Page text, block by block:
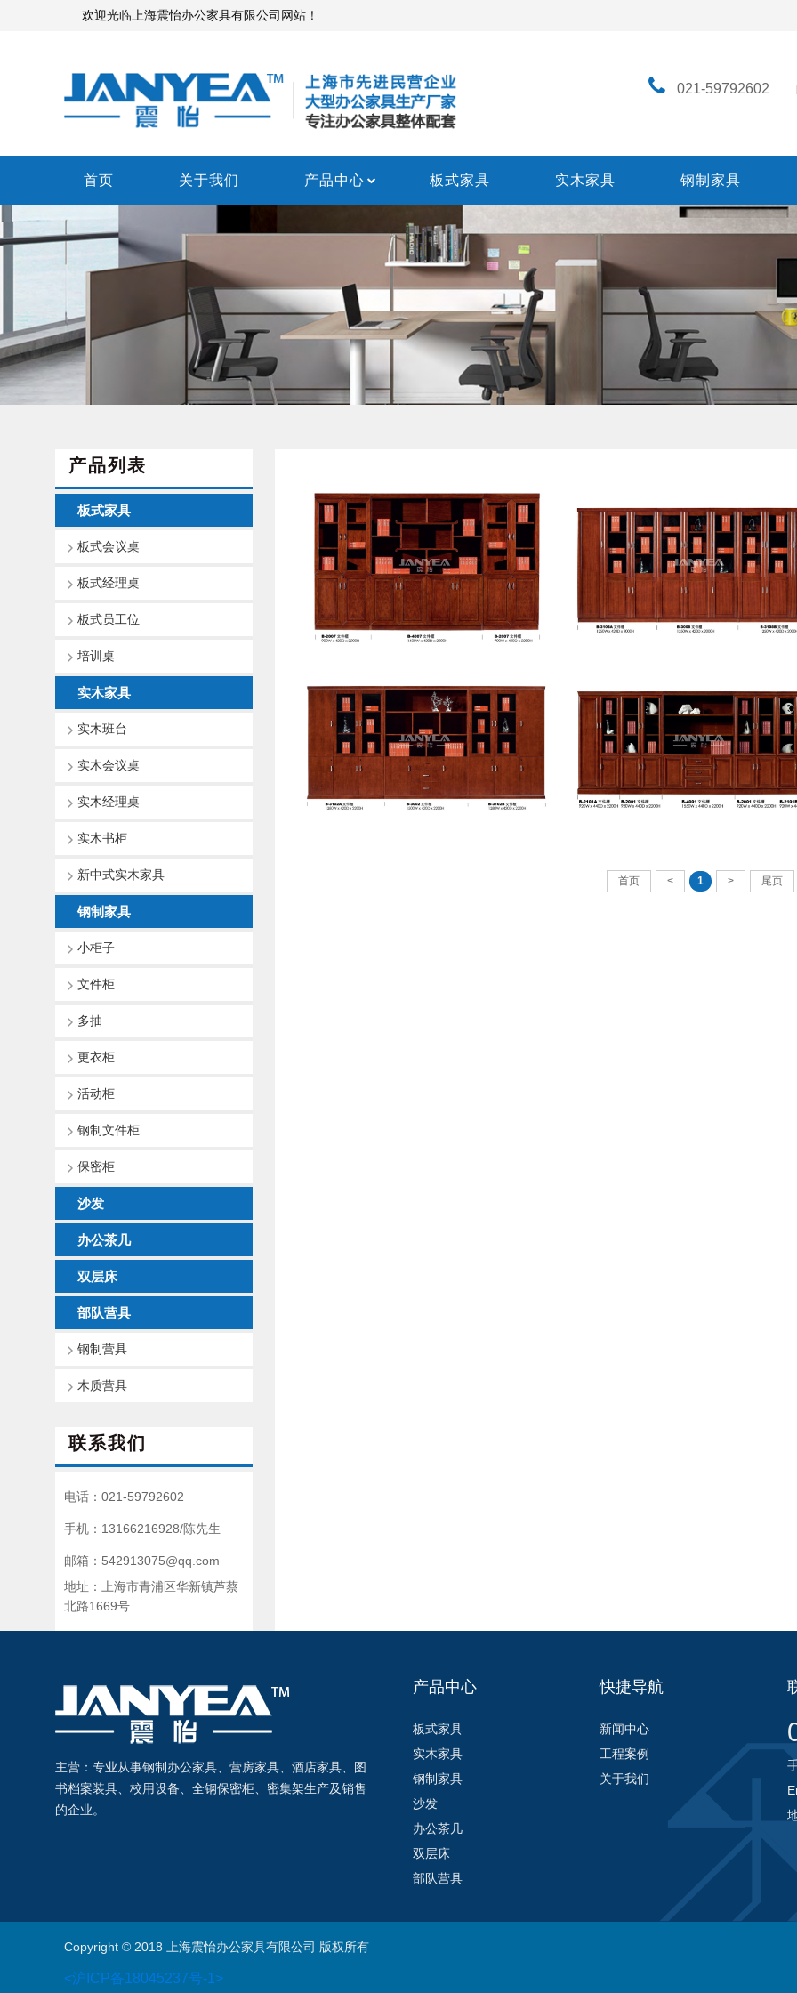
欢迎光临上海震怡办公家具有限公司网站！
021-59792602
首页 关于我们 产品中心 板式家具 实木家具 钢制家具
产品列表
板式家具
板式会议桌
板式经理桌
板式员工位
培训桌
实木家具
实木班台
实木会议桌
实木经理桌
实木书柜
新中式实木家具
钢制家具
小柜子
文件柜
多抽
更衣柜
活动柜
钢制文件柜
保密柜
沙发
办公茶几
双层床
部队营具
钢制营具
木质营具
联系我们
电话：021-59792602
手机：13166216928/陈先生
邮箱：542913075@qq.com
地址：上海市青浦区华新镇芦蔡
北路1669号
实木书柜 实木书柜
实木书柜 实木书柜
首页 < 1 > 尾页
主营：专业从事钢制办公家具、营房家具、酒店家具、图
书档案装具、校用设备、全钢保密柜、密集架生产及销售
的企业。
产品中心
板式家具
实木家具
钢制家具
沙发
办公茶几
双层床
部队营具
快捷导航
新闻中心
工程案例
关于我们
Copyright © 2018 上海震怡办公家具有限公司 版权所有
<沪ICP备18045237号-1>